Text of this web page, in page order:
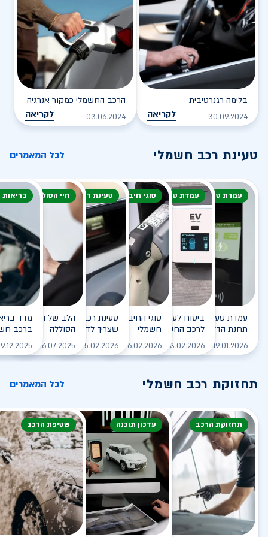
בלימה רגנרטיבית
30.09.2024 לקריאה
הרכב החשמלי כמקור אנרגיה
03.06.2024 לקריאה
טעינת רכב חשמלי לכל המאמרים
עמדת טעינה
עמדת טעינה - הסוף של
תחנת הדלק?
19.01.2026 לקריאה
עמדת טעינה
ביטוח לעמדת טעינה ביתית
לרכב החשמלי
03.02.2026 לקריאה
סוגי חיבור
סוגי החיבורים לטעינת רכב
חשמלי
26.02.2026 לקריאה
טעינת רכב חשמלי
טעינת רכב חשמלי - כל מה
שצריך לדעת
25.02.2026 לקריאה
חיי הסוללה
הלב של הרכב
הסוללה
16.07.2025
ברכב
תחזוקת רכב חשמלי לכל המאמרים
תחזוקת הרכב עדכון תוכנה שטיפת הרכב